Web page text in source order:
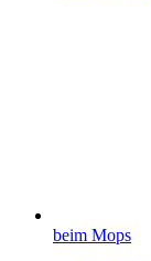
beim Mops